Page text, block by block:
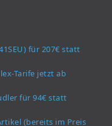
für 207€ statt
Tarife jetzt ab
für 94€ statt
(bereits im Preis